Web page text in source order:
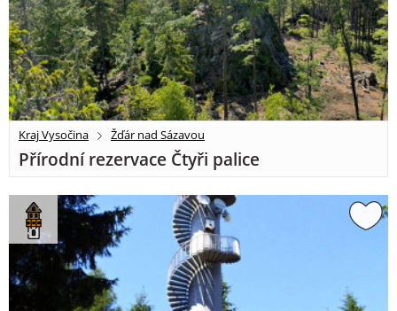
Kraj Vysočina Žďár nad Sázavou
Přírodní rezervace Čtyři palice